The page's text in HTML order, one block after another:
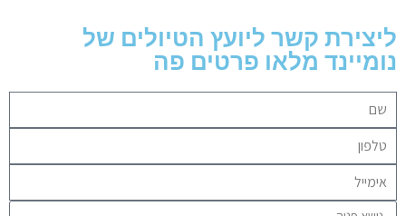
ליצירת קשר ליועץ הטיולים של
נומיינד מלאו פרטים פה